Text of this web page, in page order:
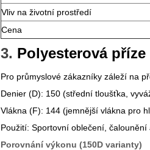
Vliv na životní prostředí
Cena
3. Polyesterová příze
Pro průmyslové zákazníky záleží na
Denier (D): 150 (střední tloušťka,
Vlákna (F): 144 (jemnější vlákna pro
Použití: Sportovní oblečení, čalounění
Porovnání výkonu (150D varianty)